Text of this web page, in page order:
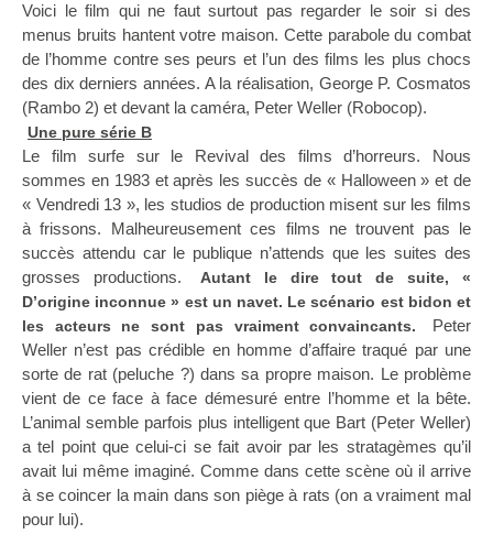
Voici le film qui ne faut surtout pas regarder le soir si des
menus bruits hantent votre maison. Cette parabole du combat
de l’homme contre ses peurs et l’un des films les plus chocs
des dix derniers années. A la réalisation, George P. Cosmatos
(Rambo 2) et devant la caméra, Peter Weller (Robocop).
Une pure série B
Le film surfe sur le Revival des films d’horreurs. Nous
sommes en 1983 et après les succès de « Halloween » et de
« Vendredi 13 », les studios de production misent sur les films
à frissons. Malheureusement ces films ne trouvent pas le
succès attendu car le publique n’attends que les suites des
grosses productions.
Autant le dire tout de suite, «
D’origine inconnue » est un navet. Le scénario est bidon et
les acteurs ne sont pas vraiment convaincants.
Peter
Weller n’est pas crédible en homme d’affaire traqué par une
sorte de rat (peluche ?) dans sa propre maison. Le problème
vient de ce face à face démesuré entre l’homme et la bête.
L’animal semble parfois plus intelligent que Bart (Peter Weller)
a tel point que celui-ci se fait avoir par les stratagèmes qu’il
avait lui même imaginé. Comme dans cette scène où il arrive
à se coincer la main dans son piège à rats (on a vraiment mal
pour lui).